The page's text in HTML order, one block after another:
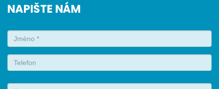
NAPIŠTE NÁM